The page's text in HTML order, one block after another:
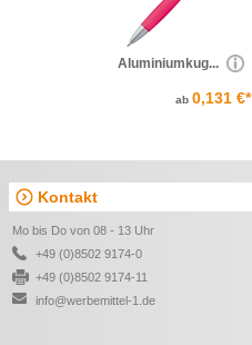
Aluminiumkug...
ab 0,131 €*
Kontakt
Mo bis Do von 08 - 13 Uhr
+49 (0)8502 9174-0
+49 (0)8502 9174-11
info@werbemittel-1.de